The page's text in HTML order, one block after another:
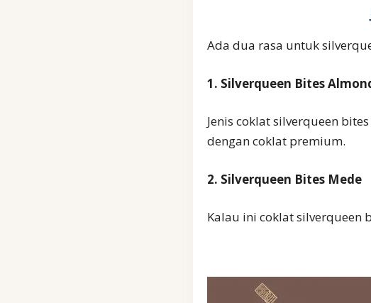
Ada dua rasa untuk
1. Silverqueen Bites
Jenis coklat silverqueen
dengan coklat premium.
2. Silverqueen Bites Mede
Kalau ini coklat silverqueen